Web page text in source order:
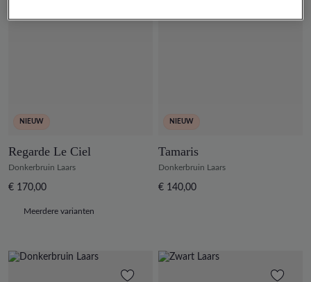
NIEUW
Regarde Le Ciel
Donkerbruin Laars
€ 170,00
Meerdere varianten
NIEUW
Tamaris
Donkerbruin Laars
€ 140,00